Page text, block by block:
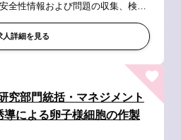
全性情報および問題の収集、検
と実施、不具合報告 ・製造販売後
人詳細を見る
究部門統括・マネジメント
による卵子様細胞の作製